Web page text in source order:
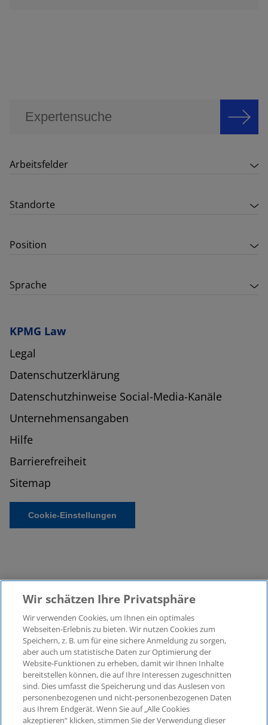
Arbeitsfelder
Standorte
Position
Sprache
KPMG Law
Legal
Datenschutzerklärung
Datenschutzhinweise Social-Media-Kanäle
Unternehmensangaben
Hilfe
Barrierefreiheit
Sitemap
Cookie-Einstellungen
©2026 KPMG Law Rechtsanwaltsgesellschaft mbH,
assoziiert mit der KPMG AG
Wirtschaftsprüfungsgesellschaft, einer
Aktiengesellschaft nach deutschem Recht und ein
Mitglied der globalen KPMG-Organisation
unabhängiger Mitgliedsfirmen, die KPMG International
Limited, einer Private English Company Limited by
Guarantee, angeschlossen sind. Alle Rechte
Wir schätzen Ihre Privatsphäre
Wir verwenden Cookies, um Ihnen ein optimales
Webseiten-Erlebnis zu bieten. Wir nutzen Cookies zum
Speichern, z. B. um für eine sichere Anmeldung zu sorgen,
aber auch um statistische Daten zur Optimierung der
Website-Funktionen zu erheben, damit wir Ihnen Inhalte
bereitstellen können, die auf Ihre Interessen zugeschnitten
sind. Dies umfasst die Speicherung und das Auslesen von
personenbezogenen und nicht-personenbezogenen Daten
aus Ihrem Endgerät. Wenn Sie auf „Alle Cookies
akzeptieren“ klicken, stimmen Sie der Verwendung dieser